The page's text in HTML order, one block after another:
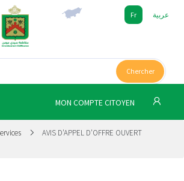
Fr عربية
Chercher
MON COMPTE CITOYEN
AVIS D'APPEL D'OFFRE OUVERT